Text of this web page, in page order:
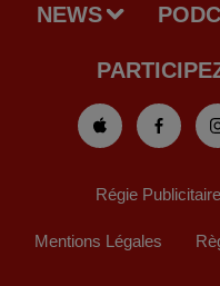
NEWS
Régie Publicitaire
Mentions Légales